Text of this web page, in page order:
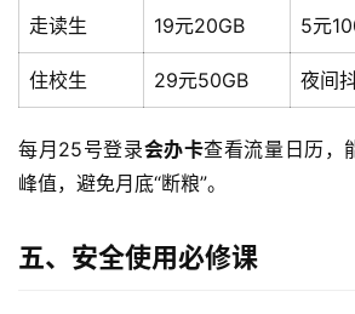
快
讯
页
走读生 19元20GB 5元
住校生 29元50GB 夜间
每月25号登录会办卡查看流量日历，
峰值，避免月底“断粮”。
五、安全使用必修课